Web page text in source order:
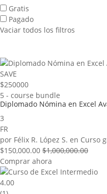
Gratis
Pagado
Vaciar todos los filtros
SAVE
$250000
5 - course bundle
Diplomado Nómina en Excel
3
FR
por Félix R. López S. en Curso
$150,000.00 $1,000,000.00
Comprar ahora
4.00